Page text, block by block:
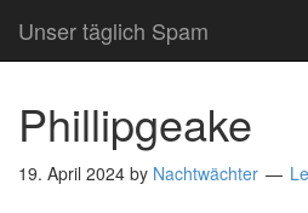
Unser täglich Spam
Phillipgeake
19. April 2024 by Nachtwächter